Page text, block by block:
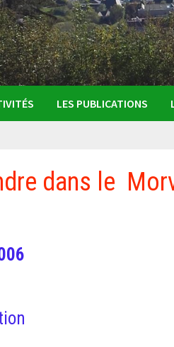
LES PUBLICATIONS
dans le